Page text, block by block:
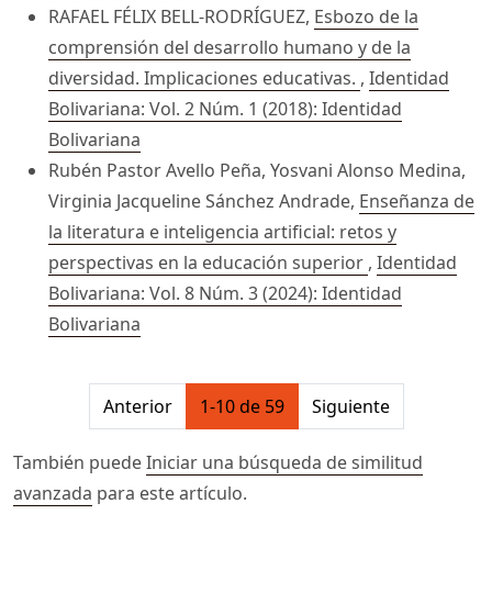
RAFAEL FÉLIX BELL-RODRÍGUEZ, Esbozo de la
comprensión del desarrollo humano y de la
diversidad. Implicaciones educativas. , Identidad
Bolivariana: Vol. 2 Núm. 1 (2018): Identidad
Bolivariana
Rubén Pastor Avello Peña, Yosvani Alonso Medina,
Virginia Jacqueline Sánchez Andrade, Enseñanza de
la literatura e inteligencia artificial: retos y
perspectivas en la educación superior , Identidad
Bolivariana: Vol. 8 Núm. 3 (2024): Identidad
Bolivariana
##issue.pagination##
Anterior 1-10 de 59 Siguiente
También puedeIniciar una búsqueda de similitud
avanzada para este artículo.